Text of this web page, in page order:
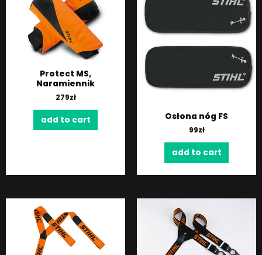
Protect MS,
Naramiennik
279zł
add to cart Osłona nóg FS
99zł
add to cart